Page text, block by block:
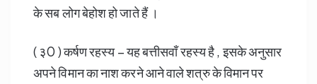
के सब लोग बेहोश हो जाते हैं ।
( ३0 ) कर्षण रहस्य – यह बत्तीसवाँ रहस्य है , इसके अनुसार
अपने विमान का नाश करने आने वाले शत्रु के विमान पर